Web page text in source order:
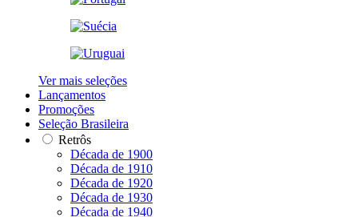
Ver mais seleções
Lançamentos
Promoções
Seleção Brasileira
Retrôs
Década de 1900
Década de 1910
Década de 1920
Década de 1930
Década de 1940